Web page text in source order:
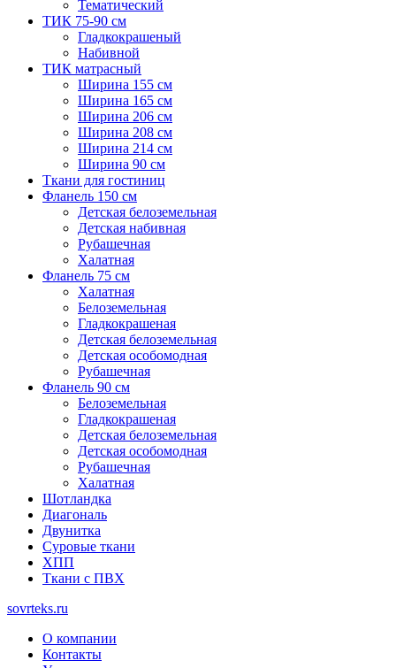
Тематический
ТИК 75-90 см
Гладкокрашеный
Набивной
ТИК матрасный
Ширина 155 см
Ширина 165 см
Ширина 206 см
Ширина 208 см
Ширина 214 см
Ширина 90 см
Ткани для гостиниц
Фланель 150 см
Детская белоземельная
Детская набивная
Рубашечная
Халатная
Фланель 75 см
Халатная
Белоземельная
Гладкокрашеная
Детская белоземельная
Детская особомодная
Рубашечная
Фланель 90 см
Белоземельная
Гладкокрашеная
Детская белоземельная
Детская особомодная
Рубашечная
Халатная
Шотландка
Диагональ
Двунитка
Суровые ткани
ХПП
Ткани с ПВХ
sovrteks.ru
О компании
Контакты